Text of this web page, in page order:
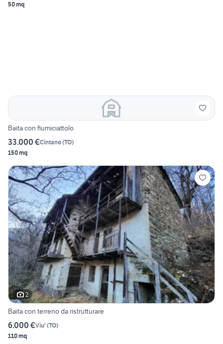
50 mq
Baita con fiumiciattolo
33.000 €Cintano(TO)
150 mq
2
Baita con terreno da ristrutturare
6.000 €Viu' (TO)
110 mq